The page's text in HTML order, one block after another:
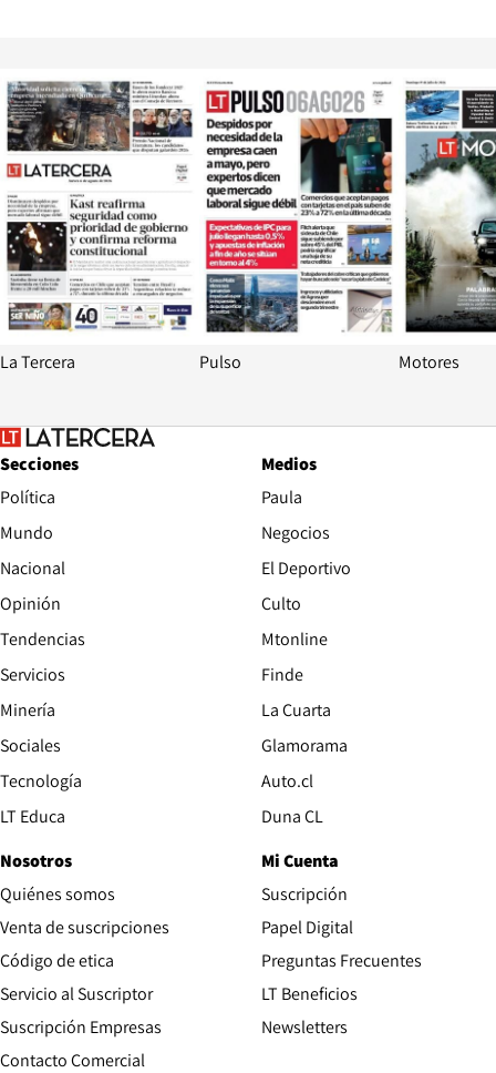
Opens in new window
La Tercera
Opens in
Pulso Motores
Secciones
Política
Mundo
Nacional
Opinión
Tendencias
Servicios
Minería
Sociales
Tecnología
LT Educa
Medios
Paula
Negocios
El Deportivo
Culto
Mtonline
Finde
La Cuarta
Glamorama
Auto.cl
Duna CL
Nosotros
Quiénes somos
Venta de suscripciones
Código de etica Opens in new window
Servicio al Suscriptor
Suscripción Empresas
Contacto Comercial
Mi Cuenta
Suscripción
Papel Digital
Preguntas Frecuentes
LT Beneficios
Newsletters